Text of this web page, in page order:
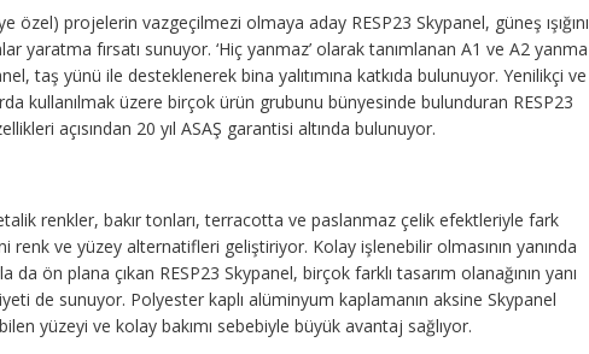
projelerin vazgeçilmezi olmaya aday RESP23 Skypanel, güneş ışığını
yaratma fırsatı sunuyor. ‘Hiç yanmaz’ olarak tanımlanan A1 ve A2 yanma
taş yünü ile desteklenerek bina yalıtımına katkıda bulunuyor. Yenilikçi ve
kullanılmak üzere birçok ürün grubunu bünyesinde bulunduran RESP23
açısından 20 yıl ASAŞ garantisi altında bulunuyor.
renkler, bakır tonları, terracotta ve paslanmaz çelik efektleriyle fark
ve yüzey alternatifleri geliştiriyor. Kolay işlenebilir olmasının yanında
ön plana çıkan RESP23 Skypanel, birçok farklı tasarım olanağının yanı
de sunuyor. Polyester kaplı alüminyum kaplamanın aksine Skypanel
yüzeyi ve kolay bakımı sebebiyle büyük avantaj sağlıyor.